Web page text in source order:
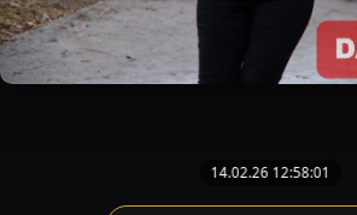
14.02.26 12:58:01